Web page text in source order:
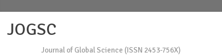
Journal of Global Science (ISSN 2453-756X)